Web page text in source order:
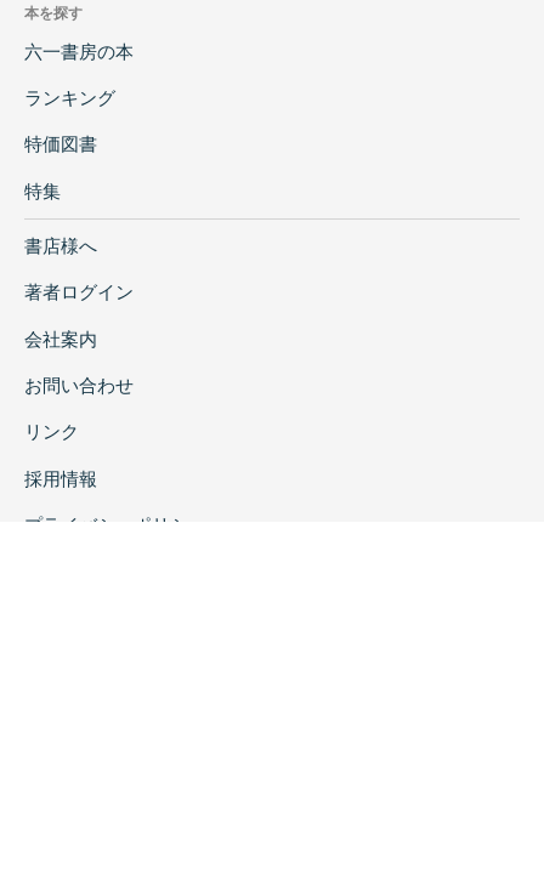
本を探す
六一書房の本
ランキング
特価図書
特集
書店様へ
著者ログイン
会社案内
お問い合わせ
リンク
採用情報
プライバシーポリシー